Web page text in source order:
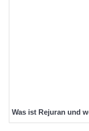
Was ist Rejuran und